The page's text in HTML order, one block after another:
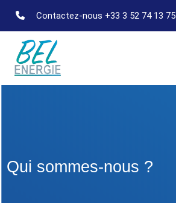
Contactez-nous +33 3 52 74 13 75
Qui sommes-nous ?